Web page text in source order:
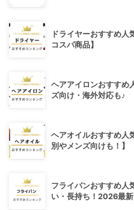
ドライヤーおすすめ人
コスパ商品】
ヘアアイロンおすすめ
ズ向け・海外対応も♪
ヘアオイルおすすめ人
別やメンズ向けも！】
フライパンおすすめ人
い・長持ち！2026最新